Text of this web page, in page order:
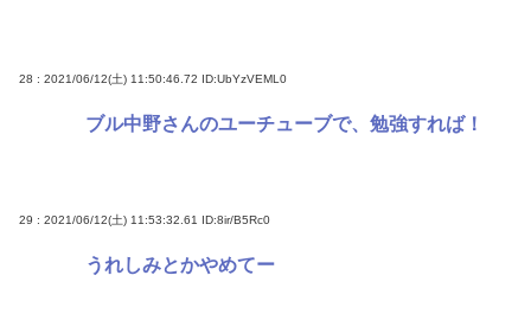
28 : 2021/06/12(土) 11:50:46.72 ID:UbYzVEML0
ブル中野さんのユーチューブで、勉強すれば！
29 : 2021/06/12(土) 11:53:32.61 ID:8ir/B5Rc0
うれしみとかやめてー